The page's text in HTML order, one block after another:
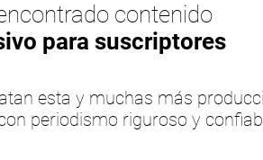
contenido
para suscriptores
esta y muchas más
periodismo riguroso y